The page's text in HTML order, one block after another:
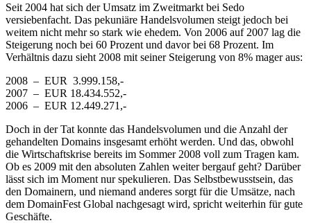
Seit 2004 hat sich der Umsatz im Zweitmarkt bei Sedo
versiebenfacht. Das pekuniäre Handelsvolumen steigt jedoch bei
weitem nicht mehr so stark wie ehedem. Von 2006 auf 2007 lag die
Steigerung noch bei 60 Prozent und davor bei 68 Prozent. Im
Verhältnis dazu sieht 2008 mit seiner Steigerung von 8% mager aus:
2008 – EUR 3.999.158,-
2007 – EUR 18.434.552,-
2006 – EUR 12.449.271,-
Doch in der Tat konnte das Handelsvolumen und die Anzahl der
gehandelten Domains insgesamt erhöht werden. Und das, obwohl
die Wirtschaftskrise bereits im Sommer 2008 voll zum Tragen kam.
Ob es 2009 mit den absoluten Zahlen weiter bergauf geht? Darüber
lässt sich im Moment nur spekulieren. Das Selbstbewusstsein, das
den Domainern, und niemand anderes sorgt für die Umsätze, nach
dem DomainFest Global nachgesagt wird, spricht weiterhin für gute
Geschäfte.